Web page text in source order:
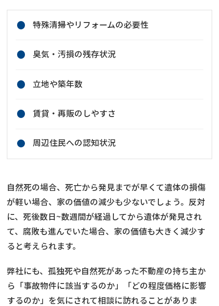
特殊清掃やリフォームの必要性
臭気・汚損の残存状況
立地や築年数
賃貸・再販のしやすさ
周辺住民への認知状況
自然死の場合、死亡から発見までが早くて遺体の損傷
が軽い場合、家の価値の減少も少ないでしょう。反対
に、死後数日~数週間が経過してから遺体が発見され
て、腐敗も進んでいた場合、家の価値も大きく減少す
ると考えられます。
弊社にも、孤独死や自然死があった不動産の持ち主か
ら「事故物件に該当するのか」「どの程度価格に影響
するのか」を気にされて相談に訪れることがありま